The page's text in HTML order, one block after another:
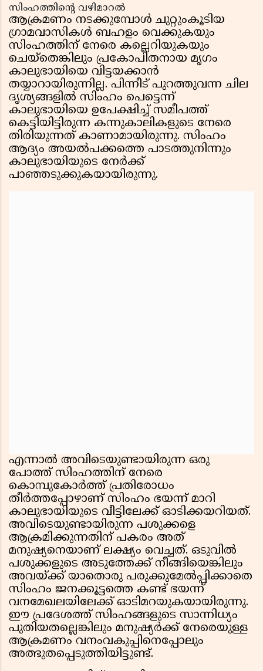
സിംഹത്തിന്റെ വഴിമാറൽ
ആക്രമണം നടക്കുമ്പോൾ ചുറ്റുംകൂടിയ
ഗ്രാമവാസികൾ ബഹളം വെക്കുകയും
സിംഹത്തിന് നേരെ കല്ലെറിയുകയും
ചെയ്തെങ്കിലും പ്രകോപിതനായ മൃഗം
കാലുഭായിയെ വിട്ടയക്കാൻ
തയ്യാറായിരുന്നില്ല. പിന്നീട് പുറത്തുവന്ന ചില
ദൃശ്യങ്ങളിൽ സിംഹം പെട്ടെന്ന്
കാലുഭായിയെ ഉപേക്ഷിച്ച് സമീപത്ത്
കെട്ടിയിട്ടിരുന്ന കന്നുകാലികളുടെ നേരെ
തിരിയുന്നത് കാണാമായിരുന്നു. സിംഹം
ആദ്യം അയൽപക്കത്തെ പാടത്തുനിന്നും
കാലുഭായിയുടെ നേർക്ക്
പാഞ്ഞടുക്കുകയായിരുന്നു.
എന്നാൽ അവിടെയുണ്ടായിരുന്ന ഒരു
പോത്ത് സിംഹത്തിന് നേരെ
കൊമ്പുകോർത്ത് പ്രതിരോധം
തീർത്തപ്പോഴാണ് സിംഹം ഭയന്ന് മാറി
കാലുഭായിയുടെ വീട്ടിലേക്ക് ഓടിക്കയറിയത്.
അവിടെയുണ്ടായിരുന്ന പശുക്കളെ
ആക്രമിക്കുന്നതിന് പകരം അത്
മനുഷ്യനെയാണ് ലക്ഷ്യം വെച്ചത്. ഒടുവിൽ
പശുക്കളുടെ അടുത്തേക്ക് നീങ്ങിയെങ്കിലും
അവയ്ക്ക് യാതൊരു പരുക്കുമേൽപ്പിക്കാതെ
സിംഹം ജനക്കൂട്ടത്തെ കണ്ട് ഭയന്ന്
വനമേഖലയിലേക്ക് ഓടിമറയുകയായിരുന്നു.
ഈ പ്രദേശത്ത് സിംഹങ്ങളുടെ സാന്നിധ്യം
പുതിയതല്ലെങ്കിലും മനുഷ്യർക്ക് നേരെയുള്ള
ആക്രമണം വനംവകുപ്പിനെപ്പോലും
അത്ഭുതപ്പെടുത്തിയിട്ടുണ്ട്.